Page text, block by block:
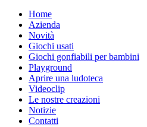
Home
Azienda
Novità
Giochi usati
Giochi gonfiabili per bambini
Playground
Aprire una ludoteca
Videoclip
Le nostre creazioni
Notizie
Contatti